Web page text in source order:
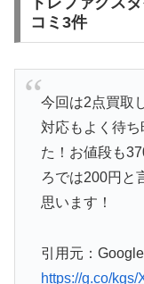
コミ3件
今回は2点買取
対応もよく待
た！お値段も
ろでは200円と
思います！
引用元：Google
https://g.co/kgs/